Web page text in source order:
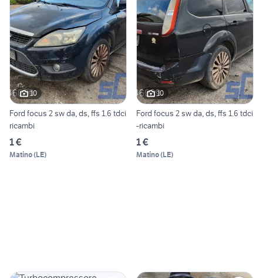
10
Ford focus 2 sw da, ds, ffs 1.6 tdci
ricambi
1 €
Matino(LE)
10
Ford focus 2 sw da, ds, ffs 1.6 tdci
-ricambi
1 €
Matino(LE)